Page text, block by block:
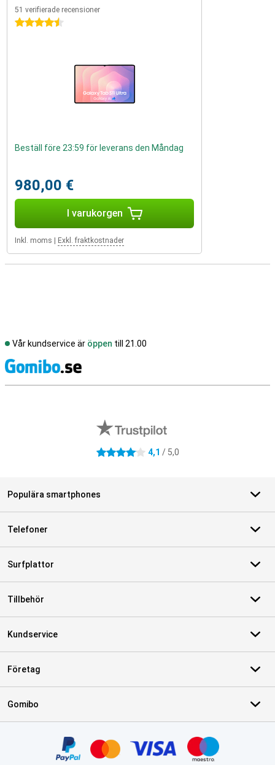
51 verifierade recensioner
4.5 stjärnor
Beställ före 23:59 för leverans den Måndag
980,00 €
I varukorgen
Inkl. moms Exkl. fraktkostnader
Vår kundservice är öppen till 21.00
4.1 stjärnor 4,1 / 5,0
Populära smartphones
Telefoner
Surfplattor
Tillbehör
Kundservice
Företag
Gomibo